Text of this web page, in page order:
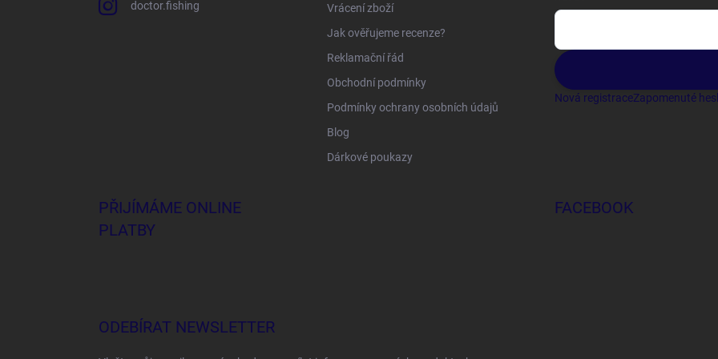
doctor.fishing
Vrácení zboží
Jak ověřujeme recenze?
Reklamační řád
Obchodní podmínky
Podmínky ochrany osobních údajů
Blog
Dárkové poukazy
Nová registraceZapomenuté
PŘIJÍMÁME ONLINE
PLATBY
FACEBOOK
ODEBÍRAT NEWSLETTER